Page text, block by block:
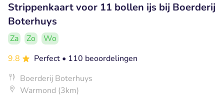
Strippenkaart voor 11 bollen ijs bij Boerderij
Boterhuys
Za Zo
Wo
9.8
Perfect • 110 beoordelingen
Boerderij Boterhuys
Warmond (3km)